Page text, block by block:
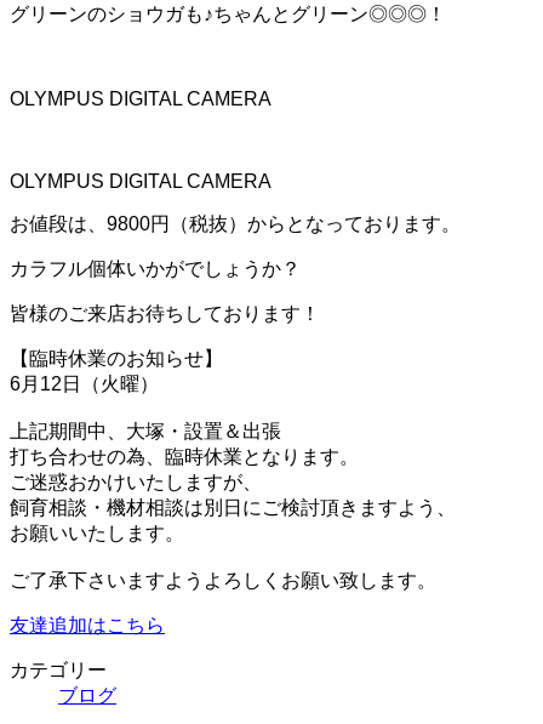
グリーンのショウガも♪ちゃんとグリーン◎◎◎！
OLYMPUS DIGITAL CAMERA
OLYMPUS DIGITAL CAMERA
お値段は、9800円（税抜）からとなっております。
カラフル個体いかがでしょうか？
皆様のご来店お待ちしております！
【臨時休業のお知らせ】
6月12日（火曜）
上記期間中、大塚・設置＆出張
打ち合わせの為、臨時休業となります。
ご迷惑おかけいたしますが、
飼育相談・機材相談は別日にご検討頂きますよう、
お願いいたします。
ご了承下さいますようよろしくお願い致します。
友達追加はこちら
カテゴリー
ブログ